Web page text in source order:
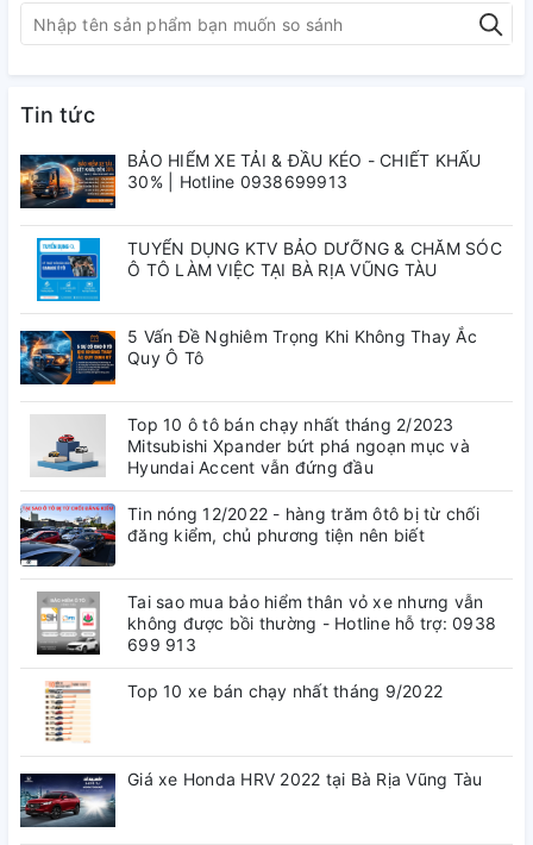
Tin tức
BẢO HIỂM XE TẢI & ĐẦU KÉO - CHIẾT KHẤU
30% | Hotline 0938699913
TUYỂN DỤNG KTV BẢO DƯỠNG & CHĂM SÓC
Ô TÔ LÀM VIỆC TẠI BÀ RỊA VŨNG TÀU
5 Vấn Đề Nghiêm Trọng Khi Không Thay Ắc
Quy Ô Tô
Top 10 ô tô bán chạy nhất tháng 2/2023
Mitsubishi Xpander bứt phá ngoạn mục và
Hyundai Accent vẫn đứng đầu
Tin nóng 12/2022 - hàng trăm ôtô bị từ chối
đăng kiểm, chủ phương tiện nên biết
Tai sao mua bảo hiểm thân vỏ xe nhưng vẫn
không được bồi thường - Hotline hỗ trợ: 0938
699 913
Top 10 xe bán chạy nhất tháng 9/2022
Giá xe Honda HRV 2022 tại Bà Rịa Vũng Tàu